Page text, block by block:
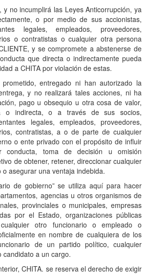
y no incumplirá las Leyes Anticorrupción, ya
o por medio de sus accionistas,
legales, empleados, proveedores,
o contratistas o cualquier otra persona
y se compromete a abstenerse de
que directa o indirectamente pueda
a CHITA por violación de estas.
entregado ni han autorizado la
y no realizará tales acciones, ni ha
pago u obsequio u otra cosa de valor,
o indirecta, o a través de sus socios,
legales, empleados, proveedores,
contratistas, a o de parte de cualquier
o ente privado con el propósito de influir
conducta, toma de decisión u omisión
de obtener, retener, direccionar cualquier
asegurar una ventaja indebida.
de gobierno” se utiliza aquí para hacer
agencias u otros organismos de
provinciales o municipales, empresas
por el Estado, organizaciones públicas
otro funcionario o empleado o
en nombre de cualquiera de los
de un partido político, cualquier
candidato a un cargo.
CHITA. se reserva el derecho de exigir